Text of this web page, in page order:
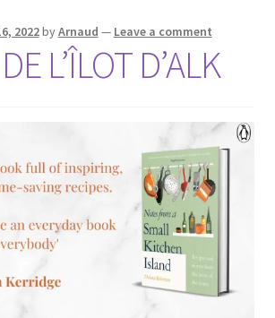
2022byArnaud — Leave a comment
L’ÎLOT D’ALK